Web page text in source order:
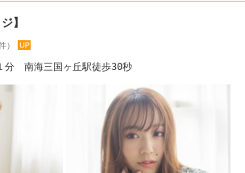
】
）
分 南海三国ヶ丘駅徒歩30秒